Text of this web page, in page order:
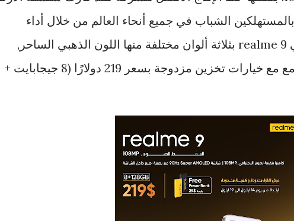
للهواتف الذكية من realme بالمستهلكين الشباب في جميع أنحاء العالم من خلال أداء
وتصميم كاميرا متميزين. يأتي realme 9 بثلاثة ألوان مختلفة منها اللون الذهبي الساحر,
والأسود الغامق, والأبيض اللامع مع خيارات تخزين مزدوجة بسعر 219 دولارًا (8 جيجابايت +